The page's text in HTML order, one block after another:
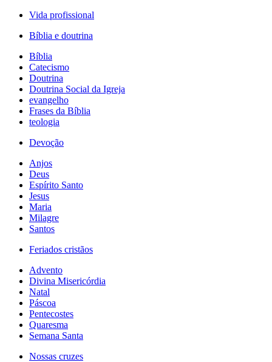
Vida profissional
Bíblia e doutrina
Bíblia
Catecismo
Doutrina
Doutrina Social da Igreja
evangelho
Frases da Bíblia
teologia
Devoção
Anjos
Deus
Espírito Santo
Jesus
Maria
Milagre
Santos
Feriados cristãos
Advento
Divina Misericórdia
Natal
Páscoa
Pentecostes
Quaresma
Semana Santa
Nossas cruzes